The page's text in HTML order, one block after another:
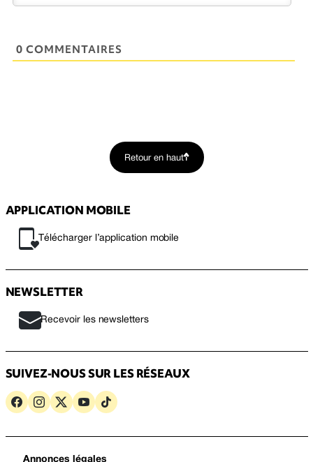
0 COMMENTAIRES
Retour en haut
APPLICATION MOBILE
Télécharger l’application mobile
NEWSLETTER
Recevoir les newsletters
SUIVEZ-NOUS SUR LES RÉSEAUX
Annonces légales